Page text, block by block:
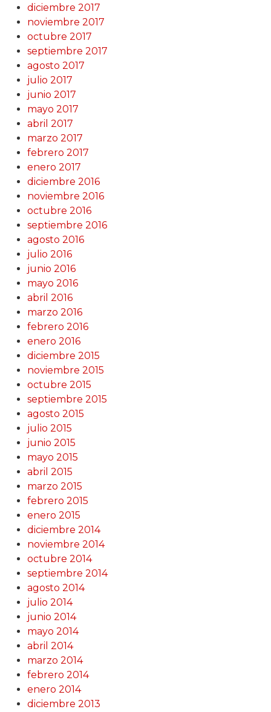
diciembre 2017
noviembre 2017
octubre 2017
septiembre 2017
agosto 2017
julio 2017
junio 2017
mayo 2017
abril 2017
marzo 2017
febrero 2017
enero 2017
diciembre 2016
noviembre 2016
octubre 2016
septiembre 2016
agosto 2016
julio 2016
junio 2016
mayo 2016
abril 2016
marzo 2016
febrero 2016
enero 2016
diciembre 2015
noviembre 2015
octubre 2015
septiembre 2015
agosto 2015
julio 2015
junio 2015
mayo 2015
abril 2015
marzo 2015
febrero 2015
enero 2015
diciembre 2014
noviembre 2014
octubre 2014
septiembre 2014
agosto 2014
julio 2014
junio 2014
mayo 2014
abril 2014
marzo 2014
febrero 2014
enero 2014
diciembre 2013